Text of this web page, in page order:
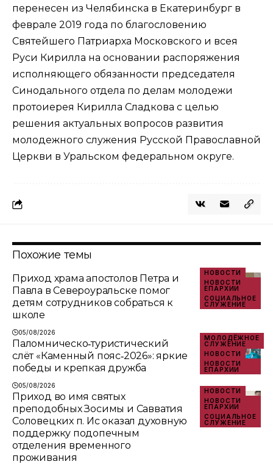
перенесен из Челябинска в Екатеринбург в
феврале 2019 года по благословению
Святейшего Патриарха Московского и всея
Руси Кирилла на основании распоряжения
исполняющего обязанности председателя
Синодального отдела по делам молодежи
протоиерея Кирилла Сладкова с целью
решения актуальных вопросов развития
молодежного служения Русской Православной
Церкви в Уральском федеральном округе.
Похожие темы
НОВОСТИ
НОВОСТИ
ЕПАРХИИ
СОЦИАЛЬНОЕ
СЛУЖЕНИЕ
Приход храма апостолов Петра и
Павла в Североуральске помог
детям сотрудников собраться к
школе
05/08/2026
МОЛОДЁЖНОЕ
СЛУЖЕНИЕ
НОВОСТИ
НОВОСТИ
ЕПАРХИИ
Паломническо‑туристический
слёт «Каменный пояс‑2026»: яркие
победы и крепкая дружба
05/08/2026
НОВОСТИ
НОВОСТИ
ЕПАРХИИ
СОЦИАЛЬНОЕ
СЛУЖЕНИЕ
Приход во имя святых
преподобных Зосимы и Савватия
Соловецких п. Ис оказал духовную
поддержку подопечным
отделения временного
проживания